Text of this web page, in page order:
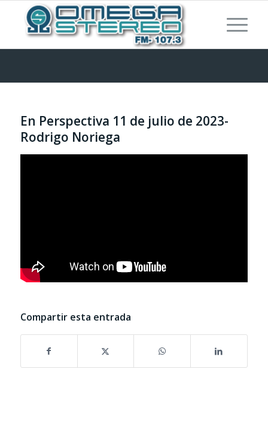
En Perspectiva 11 de julio de 2023-
Rodrigo Noriega
Compartir esta entrada